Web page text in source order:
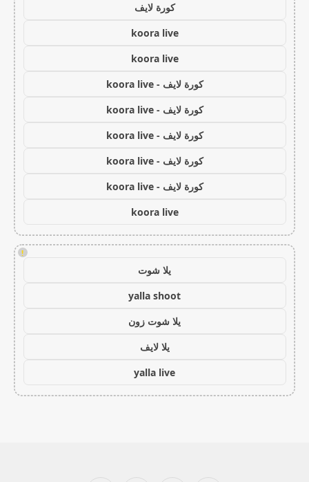
كورة لايف
koora live
koora live
كورة لايف - koora live
كورة لايف - koora live
كورة لايف - koora live
كورة لايف - koora live
كورة لايف - koora live
koora live
!
يلا شوت
yalla shoot
يلا شوت زون
يلا لايف
yalla live